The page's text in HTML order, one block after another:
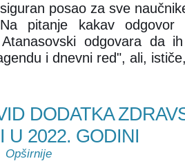
siguran posao za sve
Na pitanje kakav odgovor
odgovara da
i dnevni red", ali,
DODATKA
U 2022. GODINI
Opširnije